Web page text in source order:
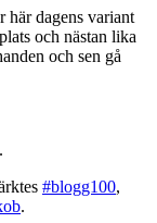
här dagens variant
och nästan lika
och sen gå
#blogg100,
.